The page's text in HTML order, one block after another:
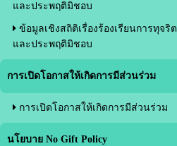
และประพฤติมิชอบ
ข้อมูลเชิงสถิติเรื่องร้องเรียนการทุจริต
และประพฤติมิชอบ
การเปิดโอกาสให้เกิดการมีส่วนร่วม
การเปิดโอกาสให้เกิดการมีส่วนร่วม
นโยบาย No Gift Policy